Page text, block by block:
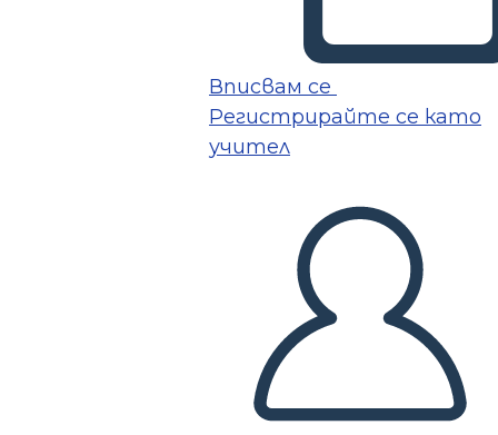
Вписвам се
Регистрирайте се като
учител